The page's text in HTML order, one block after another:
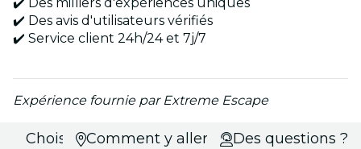
✔️ Des milliers d'expériences uniques
✔️ Des avis d'utilisateurs vérifiés
✔️ Service client 24h/24 et 7j/7
Expérience fournie par Extreme Escape
Choisis Comment y aller ? Des questions ?